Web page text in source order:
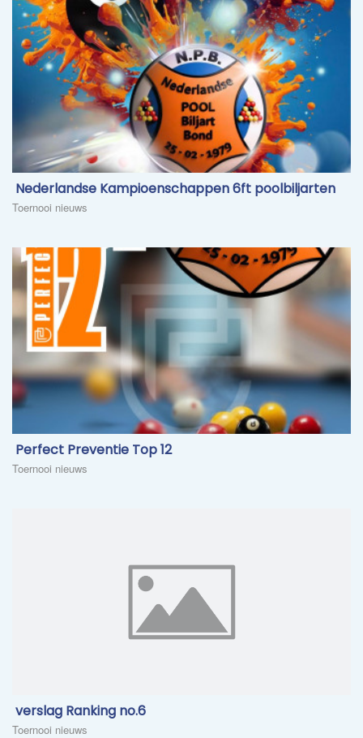
​ Nederlandse Kampioenschappen 6ft poolbiljarten
Toernooi nieuws
​ Perfect Preventie Top 12
Toernooi nieuws
​ verslag Ranking no.6
Toernooi nieuws